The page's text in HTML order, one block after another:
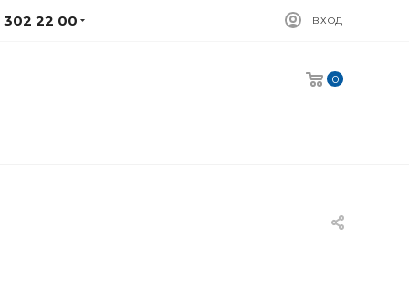
302 22 00 ВХОД
0